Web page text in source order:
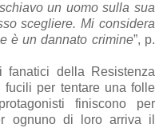
un uomo sulla sua
scegliere. Mi considera
è un dannato crimine”, p.
della Resistenza
per tentare una folle
finiscono per
ognuno di loro arriva il